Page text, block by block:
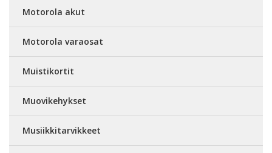
Motorola akut
Motorola varaosat
Muistikortit
Muovikehykset
Musiikkitarvikkeet